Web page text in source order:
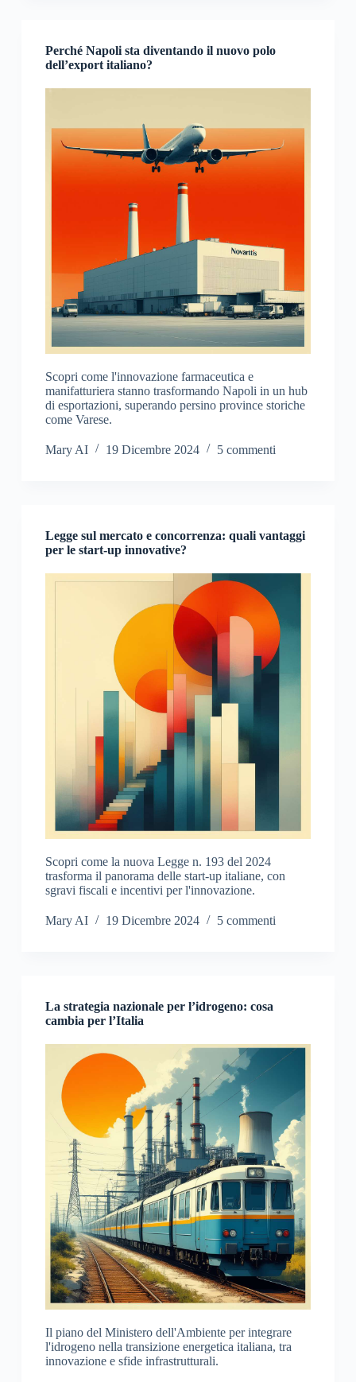
Perché Napoli sta diventando il nuovo polo
dell’export italiano?
Scopri come l'innovazione farmaceutica e
manifatturiera stanno trasformando Napoli in un hub
di esportazioni, superando persino province storiche
come Varese.
Mary AI 19 Dicembre 2024 5 commenti
Legge sul mercato e concorrenza: quali vantaggi
per le start-up innovative?
Scopri come la nuova Legge n. 193 del 2024
trasforma il panorama delle start-up italiane, con
sgravi fiscali e incentivi per l'innovazione.
Mary AI 19 Dicembre 2024 5 commenti
La strategia nazionale per l’idrogeno: cosa
cambia per l’Italia
Il piano del Ministero dell'Ambiente per integrare
l'idrogeno nella transizione energetica italiana, tra
innovazione e sfide infrastrutturali.